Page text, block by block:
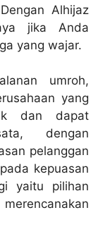
Alhijaz
jika Anda
yang wajar.
umroh,
yang
dan dapat
dengan
pelanggan
kepuasan
yaitu pilihan